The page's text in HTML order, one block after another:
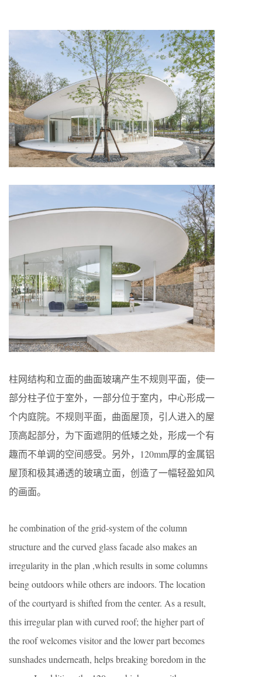
柱网结构和立面的曲面玻璃产生不规则平面，使一
部分柱子位于室外，一部分位于室内，中心形成一
个内庭院。不规则平面，曲面屋顶，引人进入的屋
顶高起部分，为下面遮阴的低矮之处，形成一个有
趣而不单调的空间感受。另外，120mm厚的金属铝
屋顶和极其通透的玻璃立面，创造了一幅轻盈如风
的画面。
he combination of the grid-system of the column
structure and the curved glass facade also makes an
irregularity in the plan ,which results in some columns
being outdoors while others are indoors. The location
of the courtyard is shifted from the center. As a result,
this irregular plan with curved roof; the higher part of
the roof welcomes visitor and the lower part becomes
sunshades underneath, helps breaking boredom in the